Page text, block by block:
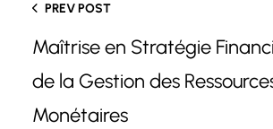
PREV POST
Maîtrise en Stratégie
de la Gestion des
Monétaires